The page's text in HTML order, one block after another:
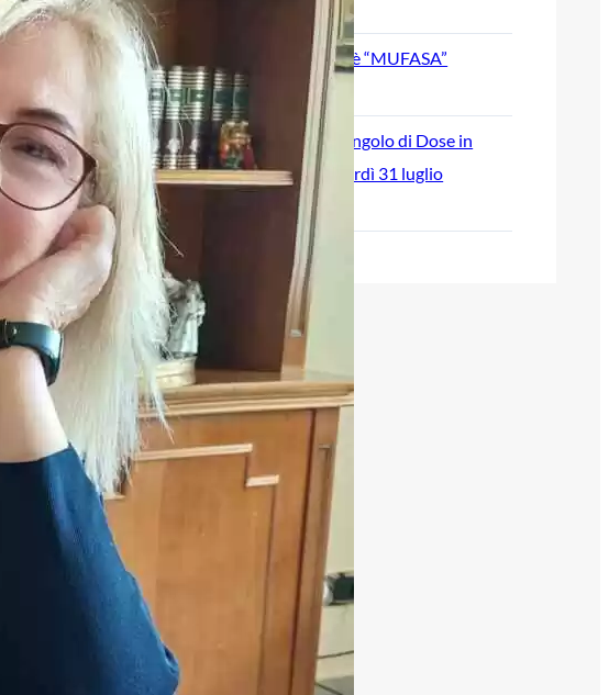
August 5, 2026
SVOSIL: il nuovo singolo è “MUFASA”
July 30, 2026
“Break Time” è il nuovo singolo di Dose in
radio e in digitale da venerdì 31 luglio
July 28, 2026